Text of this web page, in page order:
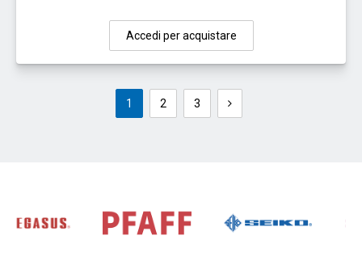
Accedi per acquistare
1 2 3